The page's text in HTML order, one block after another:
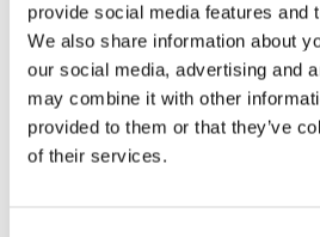
provide social media features and
We also share information about
our social media, advertising and
may combine it with other
provided to them or that they’ve
of their services.